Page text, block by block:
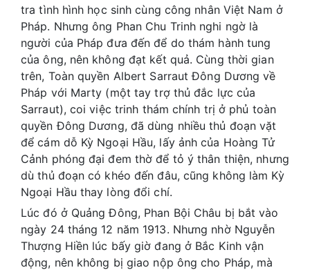
tra tình hình học sinh cùng công nhân Việt Nam ở
Pháp. Nhưng ông Phan Chu Trinh nghi ngờ là
người của Pháp đưa đến để do thám hành tung
của ông, nên không đạt kết quả. Cùng thời gian
trên, Toàn quyền Albert Sarraut Đông Dương về
Pháp với Marty (một tay trợ thủ đắc lực của
Sarraut), coi việc trinh thám chính trị ở phủ toàn
quyền Đông Dương, đã dùng nhiều thủ đoạn vặt
để cám dỗ Kỳ Ngoại Hầu, lấy ảnh của Hoàng Tử
Cảnh phóng đại đem thờ để tỏ ý thân thiện, nhưng
dù thủ đoạn có khéo đến đâu, cũng không làm Kỳ
Ngoại Hầu thay lòng đổi chí.
Lúc đó ở Quảng Đông, Phan Bội Châu bị bắt vào
ngày 24 tháng 12 năm 1913. Nhưng nhờ Nguyễn
Thượng Hiền lúc bấy giờ đang ở Bắc Kinh vận
động, nên không bị giao nộp ông cho Pháp, mà